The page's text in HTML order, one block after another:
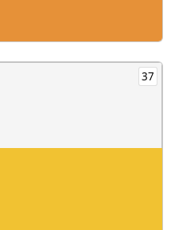
öffnen 37